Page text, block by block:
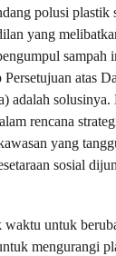
polusi plastik
yang
sampah
atas
adalah
rencana
yang
sosial
untuk
mengurangi